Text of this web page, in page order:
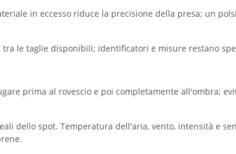
in eccesso riduce la precisione della presa; un
le taglie disponibili; identificatori e misure restano
prima al rovescio e poi completamente all'ombra;
dello spot. Temperatura dell'aria, vento, intensità e